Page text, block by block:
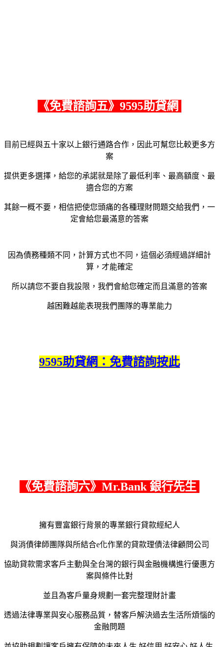
《免費諮詢五》9595助貸網
目前已經與五十家以上銀行通路合作，因此可幫您比較更多方
案
提供更多選擇，給您的承諾就是除了最低利率、最高額度、最
適合您的方案
其餘一概不要，相信把使您頭痛的各種理財問題交給我們，一
定會給您最滿意的答案
因為債務種類不同，計算方式也不同，這個必須經過詳細計
算，才能確定
所以請您不要自我設限，我們會給您確定而且滿意的答案
越困難越能表現我們團隊的專業能力
9595助貸網：免費諮詢按此
《免費諮詢六》Mr.Bank 銀行先生
擁有豐富銀行背景的專業銀行貸款經紀人
與消債律師團隊與所結合e化作業的貸款理債法律顧問公司
協助貸款需求客戶主動與全台灣的銀行與金融機構進行優惠方
案與條件比對
並且為客戶量身規劃一套完整理財計畫
透過法律專業與安心服務品質，替客戶解決過去生活所煩惱的
金融問題